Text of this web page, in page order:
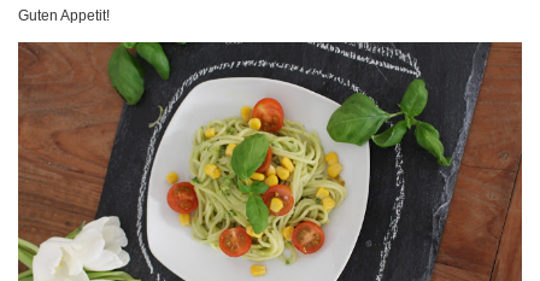
Guten Appetit!